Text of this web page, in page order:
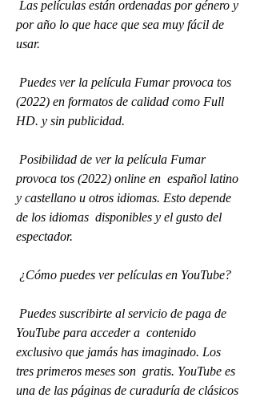
por año lo que hace que sea muy fácil de
usar.
(2022) en formatos de calidad como Full
HD. y sin publicidad.
provoca tos (2022) online en  español latino
y castellano u otros idiomas. Esto depende
de los idiomas  disponibles y el gusto del
espectador.
¿Cómo puedes ver películas en YouTube?
YouTube para acceder a  contenido
exclusivo que jamás has imaginado. Los
tres primeros meses son  gratis. YouTube es
una de las páginas de curaduría de clásicos